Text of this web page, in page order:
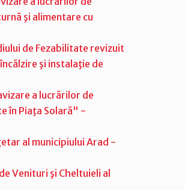
şi alimentare cu
de Fezabilitate revizuit
şi instalaţie de
a lucrărilor de
în Piaţa Solară" -
al municipiului Arad -
Venituri şi Cheltuieli al